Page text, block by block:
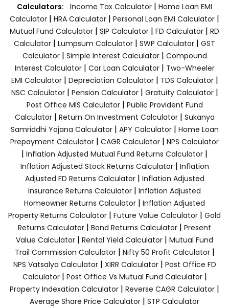
Calculators: Income Tax Calculator | Home Loan EMI
Calculator | HRA Calculator | Personal Loan EMI Calculator |
Mutual Fund Calculator | SIP Calculator | FD Calculator | RD
Calculator | Lumpsum Calculator | SWP Calculator | GST
Calculator| Simple Interest Calculator| Compound
Interest Calculator| Car Loan Calculator| Two-Wheeler
EMI Calculator| Depreciation Calculator| TDS Calculator|
NSC Calculator| Pension Calculator| Gratuity Calculator|
Post Office MIS Calculator| Public Provident Fund
Calculator| Return On Investment Calculator| Sukanya
Samriddhi Yojana Calculator| APY Calculator| Home Loan
Prepayment Calculator | CAGR Calculator | NPS Calculator
| Inflation Adjusted Mutual Fund Returns Calculator |
Inflation Adjusted Stock Returns Calculator| Inflation
Adjusted FD Returns Calculator| Inflation Adjusted
Insurance Returns Calculator | Inflation Adjusted
Homeowner Returns Calculator | Inflation Adjusted
Property Returns Calculator | Future Value Calculator | Gold
Returns Calculator | Bond Returns Calculator | Present
Value Calculator | Rental Yield Calculator | Mutual Fund
Trail Commission Calculator| Nifty 50 Profit Calculator|
NPS Vatsalya Calculator| XIRR Calculator| Post Office FD
Calculator| Post Office Vs Mutual Fund Calculator|
Property Indexation Calculator | Reverse CAGR Calculator |
Average Share Price Calculator | STP Calculator